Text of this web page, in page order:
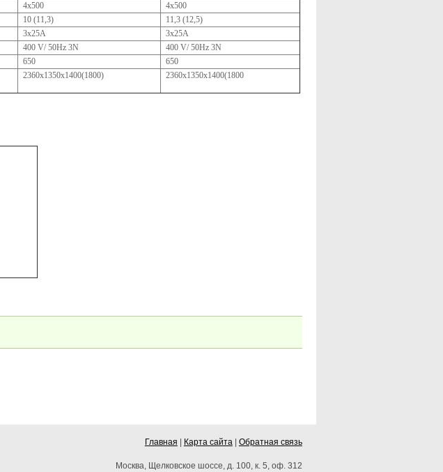
4х500
4х500
10 (11,3)
11,3 (12,5)
3х25А
3х25А
400 V/ 50Hz 3N
400 V/ 50Hz 3N
650
650
2360х1350х1400(1800) 2360х1350х1400(1800
Главная Карта сайта| Обратная связь
Москва, Щелковское шоссе, д. 100, к. 5, оф. 312